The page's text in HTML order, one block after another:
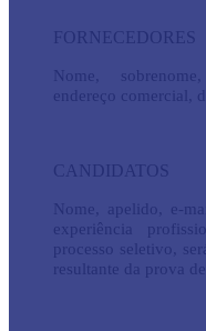
FORNECEDORES
Nome,
endereço comercial,
CANDIDATOS
Nome, apelido, e-
experiência
processo seletivo,
resultante da prova